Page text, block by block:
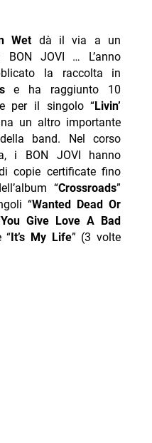
Wet dà il via a un
JOVI … L’anno
la raccolta in
e ha raggiunto 10
per il singolo “Livin’
un altro importante
band. Nel corso
i BON JOVI hanno
copie certificate fino
“Crossroads”
“Wanted Dead Or
You Give Love A Bad
“ It’s My Life” (3 volte